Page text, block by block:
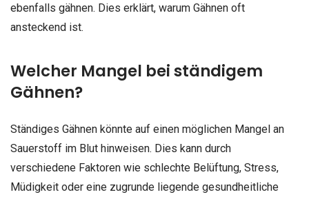
ebenfalls gähnen. Dies erklärt, warum Gähnen oft
ansteckend ist.
Welcher Mangel bei ständigem
Gähnen?
Ständiges Gähnen könnte auf einen möglichen Mangel an
Sauerstoff im Blut hinweisen. Dies kann durch
verschiedene Faktoren wie schlechte Belüftung, Stress,
Müdigkeit oder eine zugrunde liegende gesundheitliche